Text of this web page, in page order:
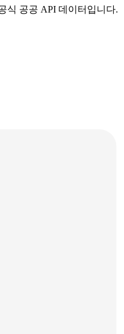
식 공공 API 데이터입니다.